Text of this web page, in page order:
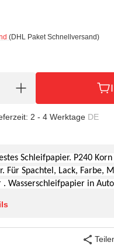
(DHL Paket Schnellversand)
2 - 4 Werktage DE
Schleifpapier. P240
Für Spachtel, Lack, Farbe,
. Wasserschleifpapier in